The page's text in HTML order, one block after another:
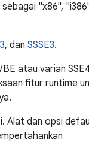
sebagai "x86",
, dan SSSE3.
atau varian
fitur runtime
Alat dan opsi